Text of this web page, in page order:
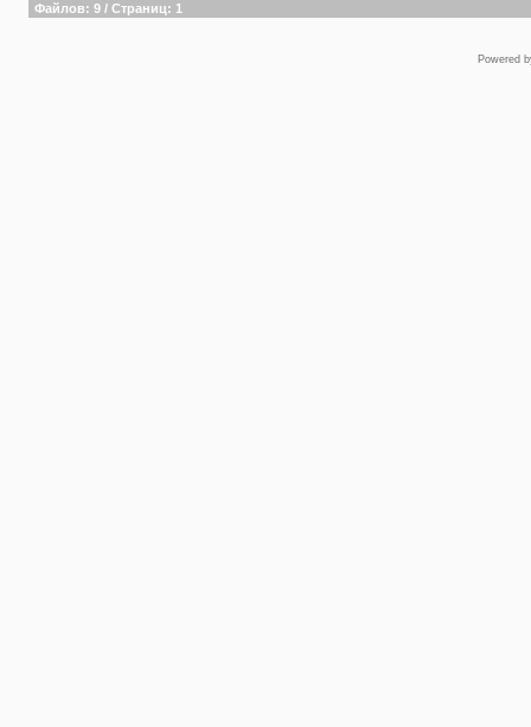
Файлов: 9 / Страниц: 1
Powered